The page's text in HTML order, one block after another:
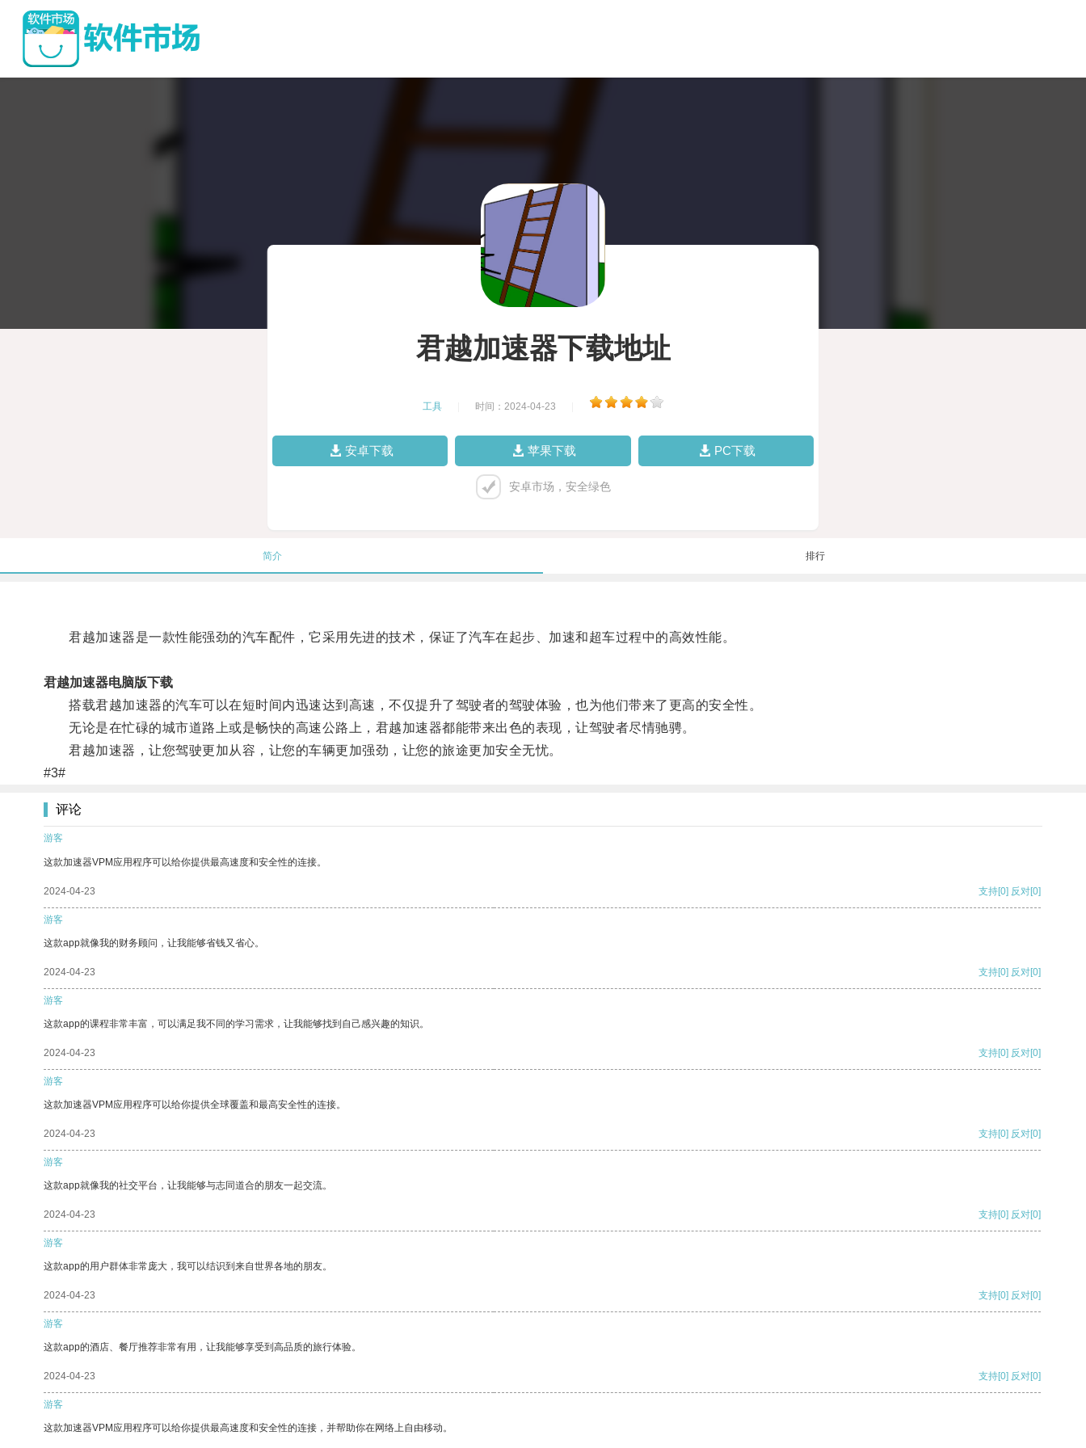
君越加速器下载地址
工具 时间：2024-04-23
安卓下载 苹果下载 PC下载
安卓市场，安全绿色
简介 排行
君越加速器是一款性能强劲的汽车配件，它采用先进的技术，保证了汽车在起步、加速和超车过程中的高效性能。
君越加速器电脑版下载
搭载君越加速器的汽车可以在短时间内迅速达到高速，不仅提升了驾驶者的驾驶体验，也为他们带来了更高的安全性。
无论是在忙碌的城市道路上或是畅快的高速公路上，君越加速器都能带来出色的表现，让驾驶者尽情驰骋。
君越加速器，让您驾驶更加从容，让您的车辆更加强劲，让您的旅途更加安全无忧。
#3#
评论
游客
这款加速器VPM应用程序可以给你提供最高速度和安全性的连接。
2024-04-23 支持[0] 反对[0]
游客
这款app就像我的财务顾问，让我能够省钱又省心。
2024-04-23 支持[0] 反对[0]
游客
这款app的课程非常丰富，可以满足我不同的学习需求，让我能够找到自己感兴趣的知识。
2024-04-23 支持[0] 反对[0]
游客
这款加速器VPM应用程序可以给你提供全球覆盖和最高安全性的连接。
2024-04-23 支持[0] 反对[0]
游客
这款app就像我的社交平台，让我能够与志同道合的朋友一起交流。
2024-04-23 支持[0] 反对[0]
游客
这款app的用户群体非常庞大，我可以结识到来自世界各地的朋友。
2024-04-23 支持[0] 反对[0]
游客
这款app的酒店、餐厅推荐非常有用，让我能够享受到高品质的旅行体验。
2024-04-23 支持[0] 反对[0]
游客
这款加速器VPM应用程序可以给你提供最高速度和安全性的连接，并帮助你在网络上自由移动。